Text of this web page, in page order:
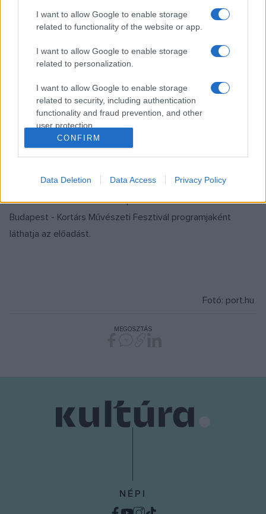
I want to allow Google to enable storage
related to functionality of the website or app.
I want to allow Google to enable storage
related to personalization.
I want to allow Google to enable storage
related to security, including authentication
functionality and fraud prevention, and other
user protection.
CONFIRM
Data Deletion Data Access Privacy Policy
darab és a Cherry Brandy előadása - után egyelőre nincs
újabb felkérése, de várja a meghívásokat.
Hozzátette, három ország is követheti, segítheti munkáját.
"A Vajdaság, Szerbia ahol hivatalosan élek, Magyarország,
ahova kulturálisan tartozom és Franciaország: mint egy
háromlábú szék, három ország felé vagyok elkötelezett" ?
mondta. A Cherry Brandy 2010-ben az orléans-i nemzeti
koreográfiai központ, a párizsi Théâtre de la Ville és a
koprodukciójaként született meg. A budapesti közönség a
Nemzeti Színházban vasárnap este 7 órakor a Café
Budapest - Kortárs Művészeti Fesztivál programjaként
láthatja az előadást.
Fotó: port.hu
MEGOSZTÁS
NÉPI